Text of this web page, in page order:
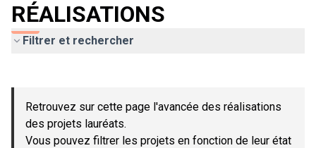
RÉALISATIONS
Filtrer et rechercher
−
Retrouvez sur cette page l'avancée des réalisations
des projets lauréats.
Vous pouvez filtrer les projets en fonction de leur état